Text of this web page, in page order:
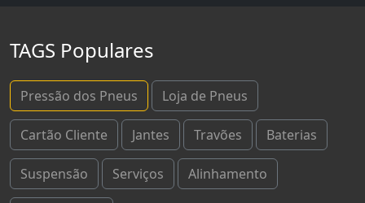
TAGS Populares
Pressão dos Pneus Loja de Pneus
Cartão Cliente Jantes Travões Baterias
Suspensão Serviços Alinhamento